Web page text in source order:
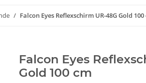
Falcon Eyes Reflexschirm UR-48G Gold 100
Falcon Eyes
Gold 100 cm